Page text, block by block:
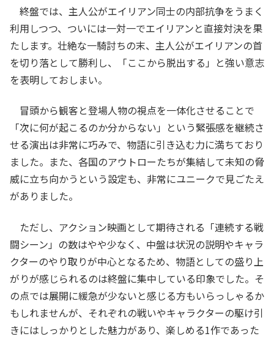
終盤では、主人公がエイリアン同士の内部抗争をうまく
利用しつつ、ついには一対一でエイリアンと直接対決を果
たします。壮絶な一騎討ちの末、主人公がエイリアンの首
を切り落として勝利し、「ここから脱出する」と強い意志
を表明しておしまい。
冒頭から観客と登場人物の視点を一体化させることで
「次に何が起こるのか分からない」という緊張感を継続さ
せる演出は非常に巧みで、物語に引き込む力に満ちており
ました。また、各国のアウトローたちが集結して未知の脅
威に立ち向かうという設定も、非常にユニークで見ごたえ
がありました。
ただし、アクション映画として期待される「連続する戦
闘シーン」の数はやや少なく、中盤は状況の説明やキャラ
クターのやり取りが中心となるため、物語としての盛り上
がりが感じられるのは終盤に集中している印象でした。そ
の点では展開に緩急が少ないと感じる方もいらっしゃるか
もしれませんが、それぞれの戦いやキャラクターの駆け引
きにはしっかりとした魅力があり、楽しめる1作であった